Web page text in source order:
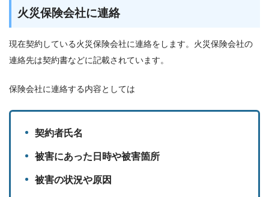
火災保険会社に連絡
現在契約している火災保険会社に連絡をします。火災保険会社の
連絡先は契約書などに記載されています。
保険会社に連絡する内容としては
契約者氏名
被害にあった日時や被害箇所
被害の状況や原因